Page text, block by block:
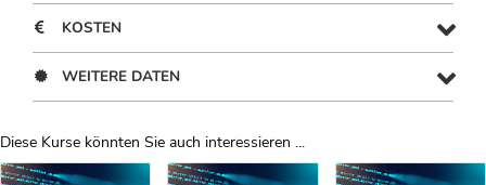
KOSTEN
WEITERE DATEN
Diese Kurse könnten Sie auch interessieren ...
Uber Weiterbildungsvorschläge